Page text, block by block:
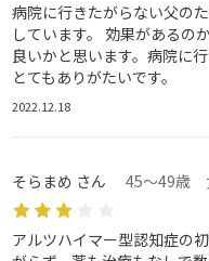
病院に行きたがらない父の
しています。 効果があるの
良いかと思います。病院に
とてもありがたいです。
2022.12.18
そらまめ さん 45～49歳
アルツハイマー型認知症の